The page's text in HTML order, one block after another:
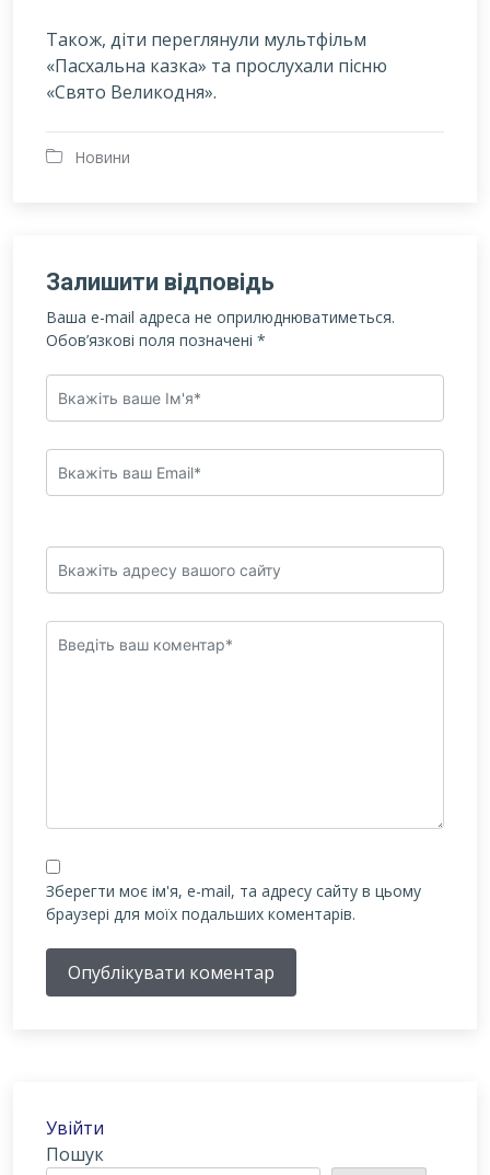
Також, діти переглянули мультфільм
«Пасхальна казка» та прослухали пісню
«Свято Великодня».
Новини
Залишити відповідь
Ваша e-mail адреса не оприлюднюватиметься.
Обов’язкові поля позначені *
Зберегти моє ім'я, e-mail, та адресу сайту в цьому
браузері для моїх подальших коментарів.
Опублікувати коментар
Увійти
Пошук